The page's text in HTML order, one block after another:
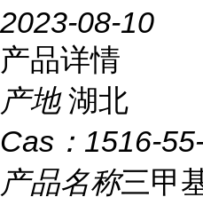
2023-08-10
产品详情
产地 湖北
Cas： 1516-
产品名称三甲